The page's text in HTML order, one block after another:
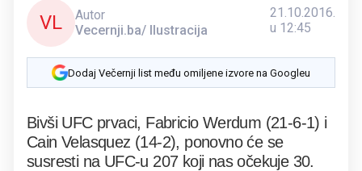
VL
Autor
Vecernji.ba/ Ilustracija
21.10.2016.
u 12:45
Dodaj Večernji list među omiljene izvore na Googleu
Bivši UFC prvaci, Fabricio Werdum (21-6-1) i
Cain Velasquez (14-2), ponovno će se
susresti na UFC-u 207 koji nas očekuje 30.